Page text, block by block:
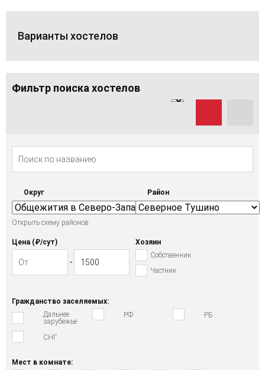
Варианты хостелов
Фильтр поиска хостелов
Округ
Открыть схему районов
Район
Цена (₽/cут)
Хозяин
Собственник
Частник
Гражданство заселяемых:
Дальнее
зарубежье
РФ РБ
СНГ
Мест в комнате: